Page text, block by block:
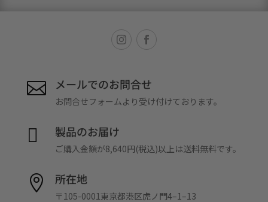
 メールでのお問合せ
お問合せフォームより受け付けております。
 製品のお届け
ご購入金額が8,640円(税込)以上は送料無料です。
 所在地
〒105-0001東京都港区虎ノ門4–1–13